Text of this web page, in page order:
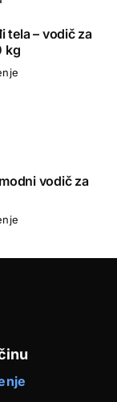
tela – vodič za
kg
vodič za